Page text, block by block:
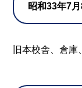
昭和33年7月
旧本校舎、倉